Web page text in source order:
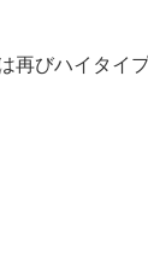
再びハイタイ